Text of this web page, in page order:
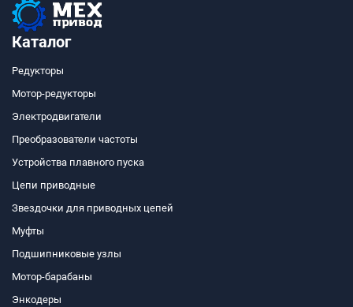
Каталог
Редукторы
Мотор-редукторы
Электродвигатели
Преобразователи частоты
Устройства плавного пуска
Цепи приводные
Звездочки для приводных цепей
Муфты
Подшипниковые узлы
Мотор-барабаны
Энкодеры